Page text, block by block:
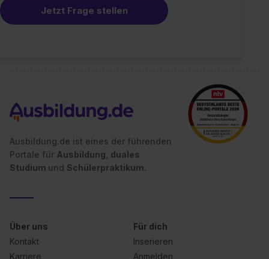
Jetzt Frage stellen
Ausbildung.de ist eines der führenden
Portale für Ausbildung, duales
Studium und Schülerpraktikum.
Über uns
Kontakt
Karriere
Für dich
Inserieren
Anmelden